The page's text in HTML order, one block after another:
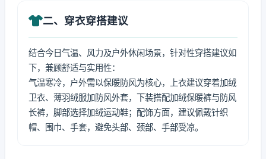
二、穿衣穿搭建议
结合今日气温、风力及户外休闲场景，针对性穿搭建议如
下，兼顾舒适与实用性：
气温寒冷，户外需以保暖防风为核心，上衣建议穿着加绒
卫衣、薄羽绒服加防风外套，下装搭配加绒保暖裤与防风
长裤，脚部选择加绒运动鞋；配饰方面，建议佩戴针织
帽、围巾、手套，避免头部、颈部、手部受凉。